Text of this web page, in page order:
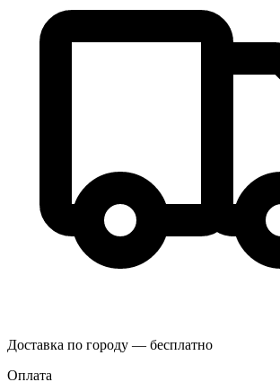
Доставка по городу — бесплатно
Оплата